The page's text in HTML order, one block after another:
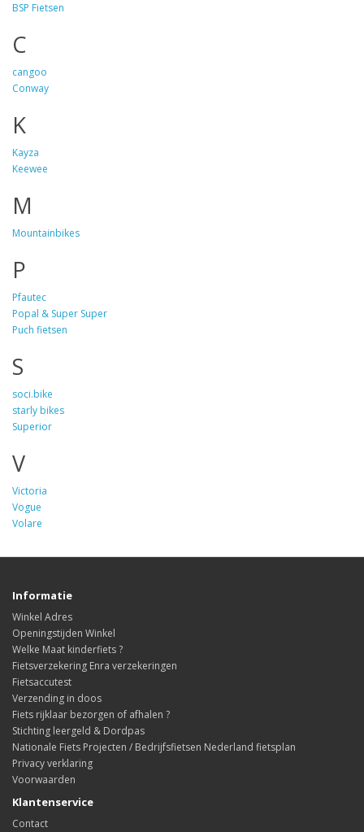
BSP Fietsen
C
cangoo
Conway
K
Kayza
Keewee
M
Mountainbikes
P
Pfautec
Popal & Super Super
Puch fietsen
S
soci.bike
starly bikes
Superior
V
Victoria
Vogue
Volare
Informatie
Winkel Adres
Openingstijden Winkel
Welke Maat kinderfiets ?
Fietsverzekering Enra verzekeringen
Fietsaccutest
Verzending in doos
Fiets rijklaar bezorgen of afhalen ?
Stichting leergeld & Dordpas
Nationale Fiets Projecten / Bedrijfsfietsen Nederland fietsplan
Privacy verklaring
Voorwaarden
Klantenservice
Contact